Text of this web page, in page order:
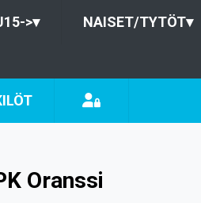
>▾ NAISET/TYTÖT▾
Oranssi